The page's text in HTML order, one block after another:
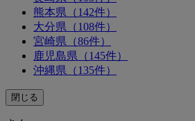
熊本県（142件）
大分県（108件）
宮崎県（86件）
鹿児島県（145件）
沖縄県（135件）
閉じる